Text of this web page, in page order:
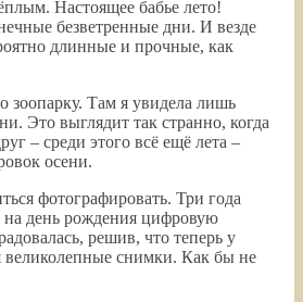
Настоящее бабье лето!
безветренные дни. И везде
длинные и прочные, как
зоопарку. Там я увидела лишь
Это выглядит так странно, когда
– среди этого всё ещё лета –
осени.
фотографировать. Три года
день рождения цифровую
решив, что теперь у
великолепные снимки. Как бы не